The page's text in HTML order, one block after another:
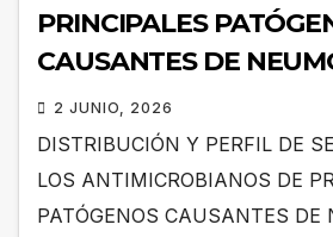
PRINCIPALES
CAUSANTES DE
HOSPITALARIA EN
RED WHONET 2024
2 JUNIO, 2026
DISTRIBUCIÓN Y PERFIL DE
LOS ANTIMICROBIANOS DE
PATÓGENOS CAUSANTES DE